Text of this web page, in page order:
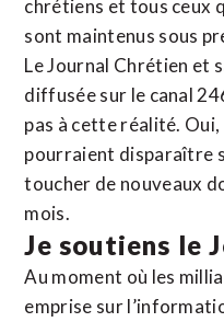
chrétiens et tous ceux
sont maintenus sous
Le Journal Chrétien et
diffusée sur le canal
pas à cette réalité.
pourraient disparaître
toucher de nouveaux
mois.
Je soutiens le
Au moment où les
emprise sur